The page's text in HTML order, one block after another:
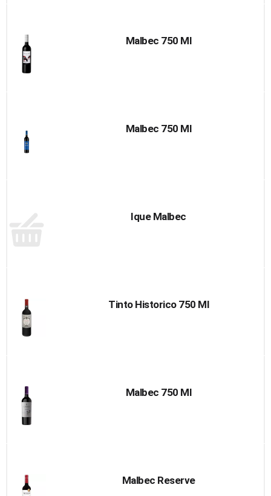
Malbec 750 Ml
Malbec 750 Ml
Ique Malbec
Tinto Historico 750 Ml
Malbec 750 Ml
Malbec Reserve